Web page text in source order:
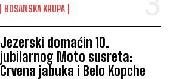
BOSANSKA KRUPA
Jezerski domaćin 10.
jubilarnog Moto susreta:
Crvena jabuka i Belo Kopche